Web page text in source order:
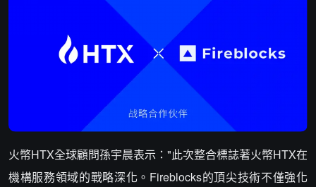
火幣HTX全球顧問孫宇晨表示："此次整合標誌著火幣HTX在
機構服務領域的戰略深化。Fireblocks的頂尖技術不僅強化